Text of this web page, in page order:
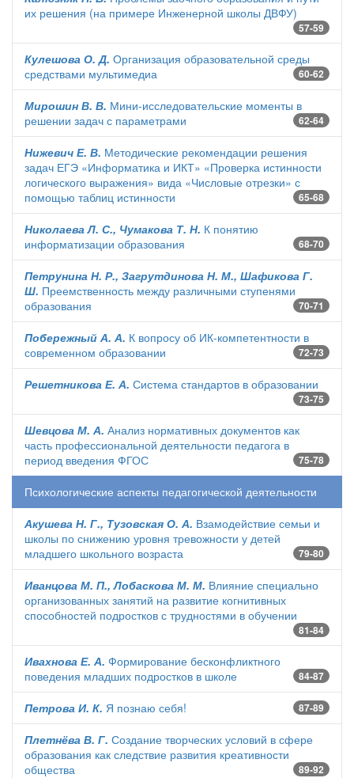
их решения (на примере Инженерной школы ДВФУ)
57-59
Кулешова О. Д. Организация образовательной среды
средствами мультимедиа
60-62
Мирошин В. В. Мини-исследовательские моменты в
решении задач с параметрами
62-64
Нижевич Е. В. Методические рекомендации решения
задач ЕГЭ «Информатика и ИКТ» «Проверка истинности
логического выражения» вида «Числовые отрезки» с
помощью таблиц истинности
65-68
Николаева Л. С., Чумакова Т. Н. К понятию
информатизации образования
68-70
Петрунина Н. Р., Загрутдинова Н. М., Шафикова Г.
Ш. Преемственность между различными ступенями
образования
70-71
Побережный А. А. К вопросу об ИК-компетентности в
современном образовании
72-73
Решетникова Е. А. Система стандартов в образовании
73-75
Шевцова М. А. Анализ нормативных документов как
часть профессиональной деятельности педагога в
период введения ФГОС
75-78
Психологические аспекты педагогической деятельности
Акушева Н. Г., Тузовская О. А. Взамодействие семьи и
школы по снижению уровня тревожности у детей
младшего школьного возраста
79-80
Иванцова М. П., Лобаскова М. М. Влияние специально
организованных занятий на развитие когнитивных
способностей подростков с трудностями в обучении
81-84
Ивахнова Е. А. Формирование бесконфликтного
поведения младших подростков в школе
84-87
Петрова И. К. Я познаю себя! 87-89
Плетнёва В. Г. Создание творческих условий в сфере
образования как следствие развития креативности
общества
89-92